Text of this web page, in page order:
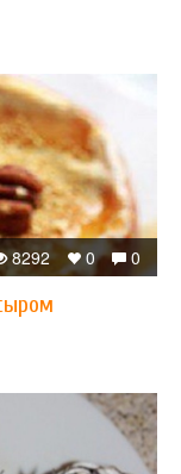
0
0
8292